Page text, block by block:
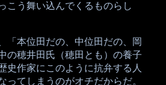
こう舞い込んでくるものらし
「本位田だの、中位田だの、岡
の穂井田氏（穂田とも）の養子
史作家にこのように抗弁する人
てしまうのがオチだからだ。